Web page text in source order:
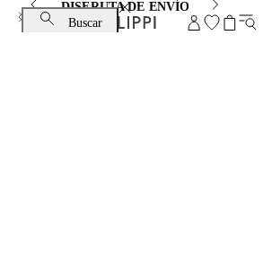
DISFRUTA DE ENVÍO ESTÁNDAR
Buscar